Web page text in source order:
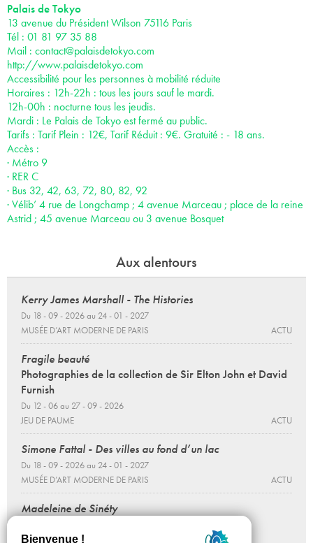
Palais de Tokyo
13 avenue du Président Wilson 75116 Paris
Tél : 01 81 97 35 88
Mail : contact@palaisdetokyo.com
http://www.palaisdetokyo.com
Accessibilité pour les personnes à mobilité réduite
Horaires : 12h-22h : tous les jours sauf le mardi.
12h-00h : nocturne tous les jeudis.
Mardi : Le Palais de Tokyo est fermé au public.
Tarifs : Tarif Plein : 12€, Tarif Réduit : 9€. Gratuité : - 18 ans.
Accès :
· Métro 9
· RER C
· Bus 32, 42, 63, 72, 80, 82, 92
· Vélib’ 4 rue de Longchamp ; 4 avenue Marceau ; place de la reine
Astrid ; 45 avenue Marceau ou 3 avenue Bosquet
Aux alentours
Kerry James Marshall - The Histories
Du 18 - 09 - 2026 au 24 - 01 - 2027
MUSÉE D’ART MODERNE DE PARIS
ACTU
Fragile beauté
Photographies de la collection de Sir Elton John et David
Furnish
Du 12 - 06 au 27 - 09 - 2026
JEU DE PAUME
ACTU
Simone Fattal - Des villes au fond d’un lac
Du 18 - 09 - 2026 au 24 - 01 - 2027
MUSÉE D’ART MODERNE DE PARIS
ACTU
Madeleine de Sinéty
Du 12 - 06 au 27 - 09 - 2026